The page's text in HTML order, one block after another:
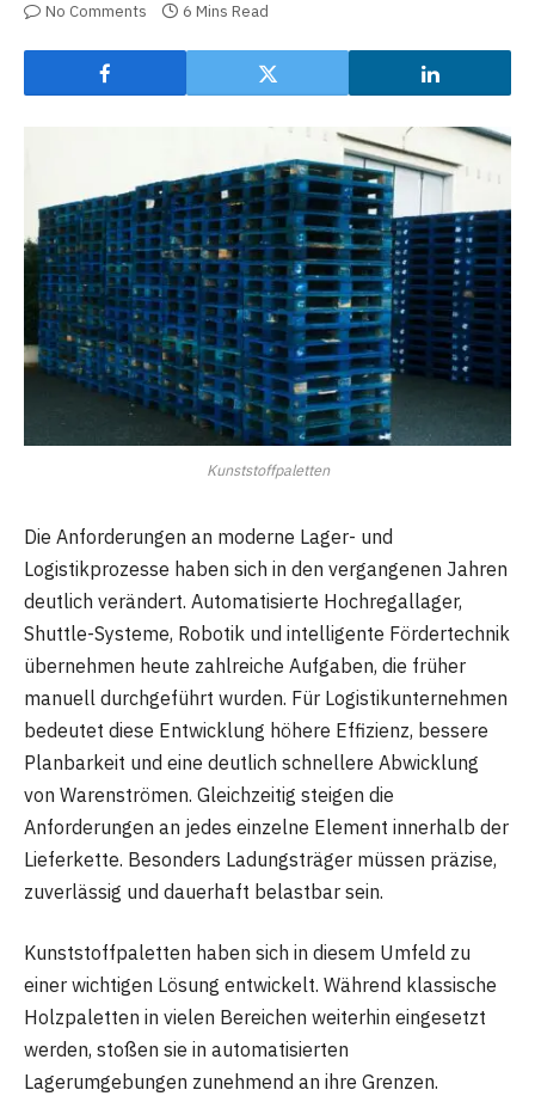
No Comments
6 Mins Read
Kunststoffpaletten
Die Anforderungen an moderne Lager- und
Logistikprozesse haben sich in den vergangenen Jahren
deutlich verändert. Automatisierte Hochregallager,
Shuttle-Systeme, Robotik und intelligente Fördertechnik
übernehmen heute zahlreiche Aufgaben, die früher
manuell durchgeführt wurden. Für Logistikunternehmen
bedeutet diese Entwicklung höhere Effizienz, bessere
Planbarkeit und eine deutlich schnellere Abwicklung
von Warenströmen. Gleichzeitig steigen die
Anforderungen an jedes einzelne Element innerhalb der
Lieferkette. Besonders Ladungsträger müssen präzise,
zuverlässig und dauerhaft belastbar sein.
Kunststoffpaletten haben sich in diesem Umfeld zu
einer wichtigen Lösung entwickelt. Während klassische
Holzpaletten in vielen Bereichen weiterhin eingesetzt
werden, stoßen sie in automatisierten
Lagerumgebungen zunehmend an ihre Grenzen.